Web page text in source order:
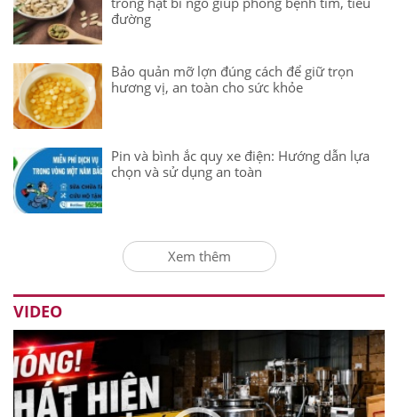
đường
Bảo quản mỡ lợn đúng cách để giữ trọn
hương vị, an toàn cho sức khỏe
Pin và bình ắc quy xe điện: Hướng dẫn lựa
chọn và sử dụng an toàn
Xem thêm
VIDEO